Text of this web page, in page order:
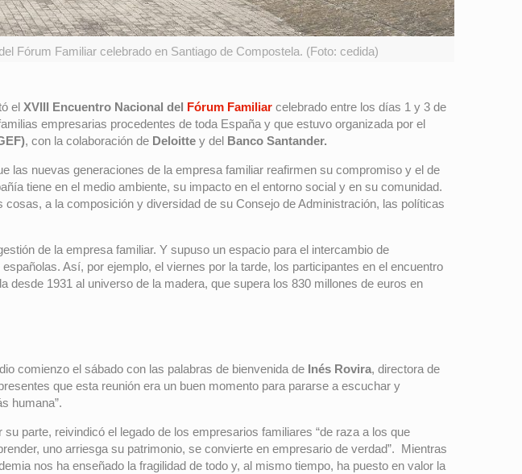
Fórum Familiar celebrado en Santiago de Compostela. (Foto: cedida)
el XVIII Encuentro Nacional del Fórum Familiar celebrado entre los días 1 y 3 de
empresarias procedentes de toda España y que estuvo organizada por el
, con la colaboración de Deloitte y del Banco Santander.
las nuevas generaciones de la empresa familiar reafirmen su compromiso y el de
tiene en el medio ambiente, su impacto en el entorno social y en su comunidad.
a la composición y diversidad de su Consejo de Administración, las políticas
de la empresa familiar. Y supuso un espacio para el intercambio de
Así, por ejemplo, el viernes por la tarde, los participantes en el encuentro
desde 1931 al universo de la madera, que supera los 830 millones de euros en
comienzo el sábado con las palabras de bienvenida de Inés Rovira, directora de
que esta reunión era un buen momento para pararse a escuchar y
humana”.
parte, reivindicó el legado de los empresarios familiares “de raza a los que
uno arriesga su patrimonio, se convierte en empresario de verdad”. Mientras
nos ha enseñado la fragilidad de todo y, al mismo tiempo, ha puesto en valor la